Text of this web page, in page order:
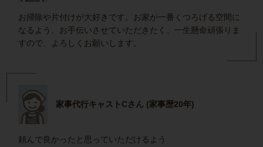
お掃除や片付けが大好きです。お家が一番くつろげる空間に
なるよう、お手伝いさせていただきたく、一生懸命頑張りま
すので、よろしくお願いします。
家事代行キャストCさん (家事歴20年)
頼んで良かったと思っていただけるよう